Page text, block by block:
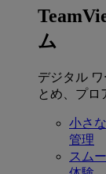
ム
デジタル
とめ、プロ
小さ
管理
スム